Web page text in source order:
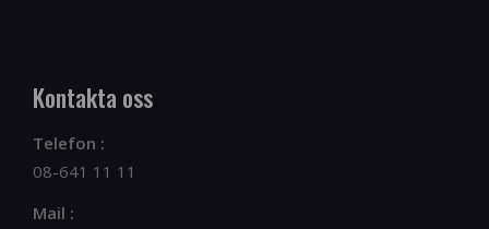
Kontakta oss
Telefon :
08-641 11 11
Mail :